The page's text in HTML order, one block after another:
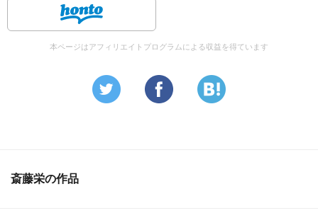
本ページはアフィリエイトプログラムによる収益を得ています
斎藤栄の作品